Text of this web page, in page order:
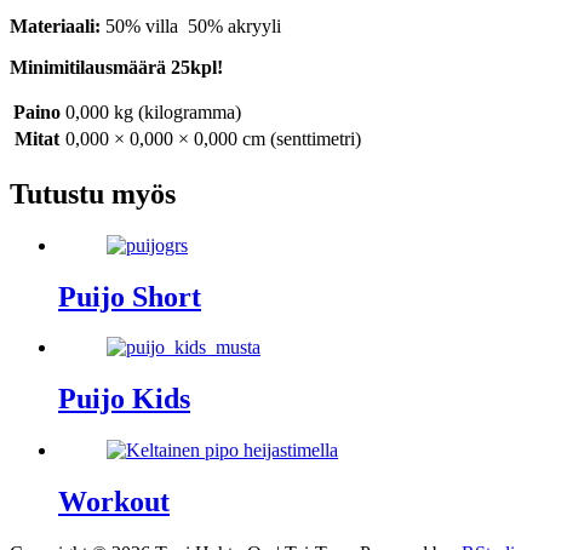
Materiaali: 50% villa 50% akryyli
Minimitilausmäärä 25kpl!
Paino 0,000 kg (kilogramma)
Mitat 0,000 × 0,000 × 0,000 cm (senttimetri)
Tutustu myös
Puijo Short
Puijo Kids
Workout